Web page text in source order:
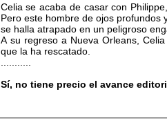
Celia se acaba de casar con
Pero este hombre de ojos profundos
se halla atrapado en un peligroso
A su regreso a Nueva Orleans,
que la ha rescatado.
Sí, no tiene precio el avance